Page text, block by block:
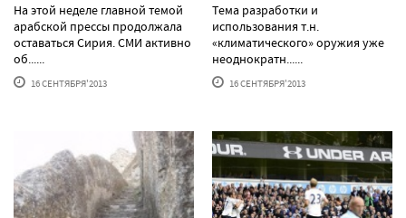
На этой неделе главной темой
арабской прессы продолжала
оставаться Сирия. СМИ активно
об......
16 СЕНТЯБРЯ'2013
Тема разработки и
использования т.н.
«климатического» оружия уже
неоднократн......
16 СЕНТЯБРЯ'2013